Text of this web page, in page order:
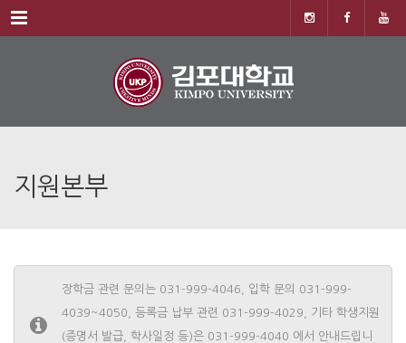
Menu
지원본부
장학금 관련 문의는 031-999-4046, 입학 문의 031-999-
4039~4050, 등록금 납부 관련 031-999-4029, 기타 학생지원
(증명서 발급, 학사일정 등)은 031-999-4040 에서 안내드립니